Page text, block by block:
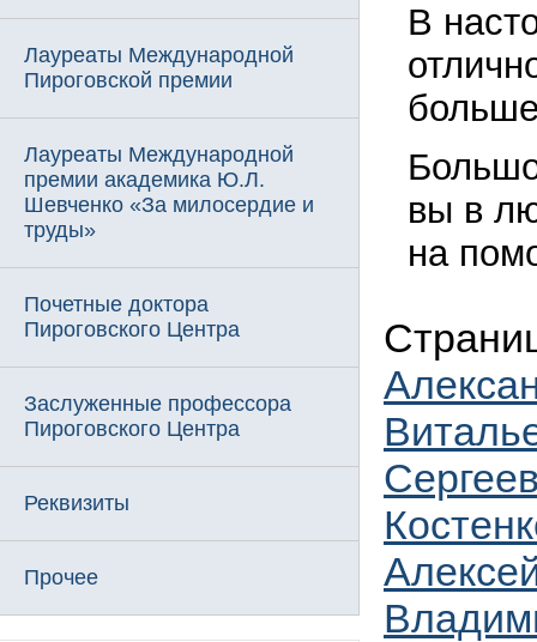
Лауреаты Международной
Пироговской премии
Лауреаты Международной
премии академика Ю.Л.
Шевченко «За милосердие и
труды»
Почетные доктора
Пироговского Центра
Заслуженные профессора
Пироговского Центра
Реквизиты
Прочее
В
вы в
на